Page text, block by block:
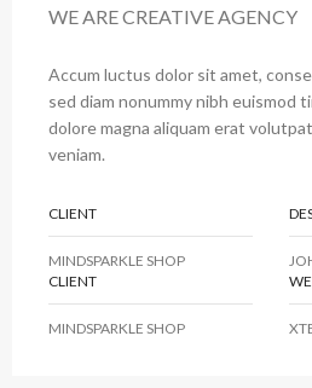
WE ARE CREATIVE AGENCY
Accum luctus dolor sit amet,
sed diam nonummy nibh euismod
dolore magna aliquam erat
veniam.
CLIENT
MINDSPARKLE SHOP
CLIENT
MINDSPARKLE SHOP